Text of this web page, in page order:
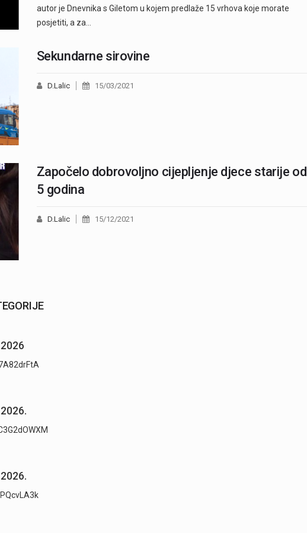
autor je Dnevnika s Giletom u kojem predlaže 15 vrhova koje morate
posjetiti, a za…
Sekundarne sirovine
D.Lalic 15/03/2021
Započelo dobrovoljno cijepljenje djece starije od
5 godina
D.Lalic 15/12/2021